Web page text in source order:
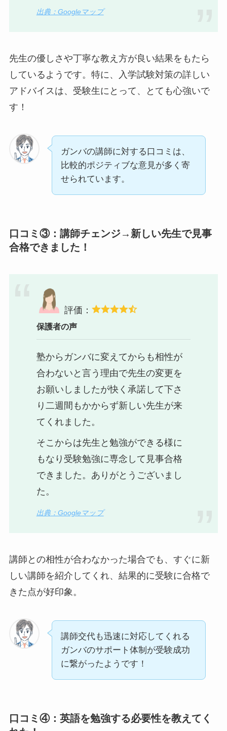
出典：Googleマップ
先生の優しさや丁寧な教え方が良い結果をもたら
しているようです。特に、入学試験対策の詳しい
アドバイスは、受験生にとって、とても心強いで
す！
ガンバの講師に対する口コミは、
比較的ポジティブな意見が多く寄
せられています。
口コミ③：講師チェンジ→新しい先生で見事
合格できました！
評価：
保護者の声
塾からガンバに変えてからも相性が
合わないと言う理由で先生の変更を
お願いしましたが快く承諾して下さ
り二週間もかからず新しい先生が来
てくれました。
そこからは先生と勉強ができる様に
もなり受験勉強に専念して見事合格
できました。ありがとうございまし
た。
出典：Googleマップ
講師との相性が合わなかった場合でも、すぐに新
しい講師を紹介してくれ、結果的に受験に合格で
きた点が好印象。
講師交代も迅速に対応してくれる
ガンバのサポート体制が受験成功
に繋がったようです！
口コミ④：英語を勉強する必要性を教えてく